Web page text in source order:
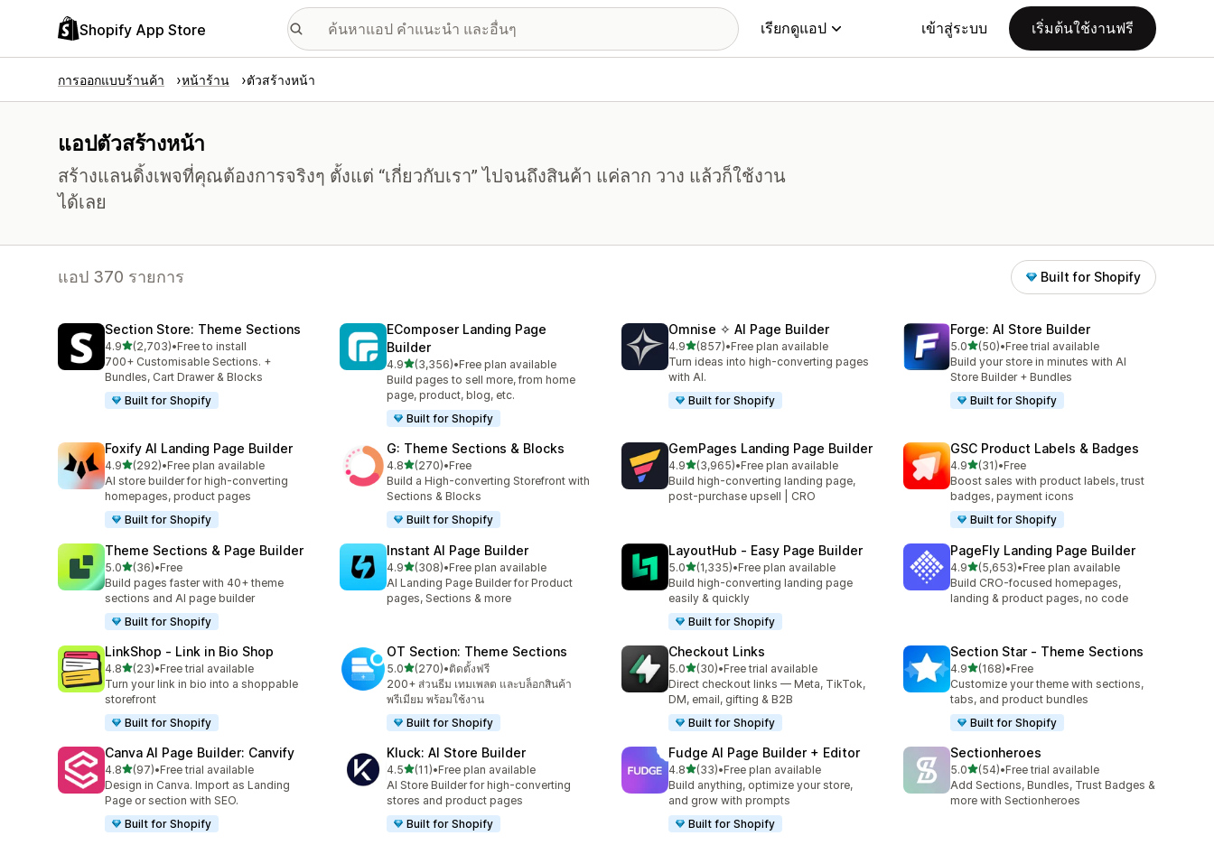
Shopify App Store เรียกดูแอป เข้าสู่ระบบ เริ่มต้นใช้งานฟรี
การออกแบบร้านค้า หน้าร้าน ตัวสร้างหน้า
แอปตัวสร้างหน้า
สร้างแลนดิ้งเพจที่คุณต้องการจริงๆ ตั้งแต่ “เกี่ยวกับเรา” ไปจนถึงสินค้า แค่ลาก วาง แล้วก็ใช้งาน
ได้เลย
แอป 370 รายการ Built for Shopify
Section Store: Theme Sections
4.9เต็ม 5 ดาว
(2,703)
ทั้งหมด 2703 รีวิว
•Free to install
700+ Customisable Sections. +
Bundles, Cart Drawer & Blocks
Built for Shopify
EComposer Landing Page
Builder
4.9เต็ม 5 ดาว
(3,356)
ทั้งหมด 3356 รีวิว
•Free plan available
Build pages to sell more, from home
page, product, blog, etc.
Built for Shopify
Omnise ✧ AI Page Builder
4.9เต็ม 5 ดาว
(857)
ทั้งหมด 857 รีวิว
•Free plan available
Turn ideas into high-converting pages
with AI.
Built for Shopify
Forge: AI Store Builder
5.0เต็ม 5 ดาว
(50)
ทั้งหมด 50 รีวิว
•Free trial available
Build your store in minutes with AI
Store Builder + Bundles
Built for Shopify
Foxify AI Landing Page Builder
4.9เต็ม 5 ดาว
(292)
ทั้งหมด 292 รีวิว
•Free plan available
AI store builder for high-converting
homepages, product pages
Built for Shopify
G: Theme Sections & Blocks
4.8เต็ม 5 ดาว
(270)
ทั้งหมด 270 รีวิว
•Free
Build a High-converting Storefront with
Sections & Blocks
Built for Shopify
GemPages Landing Page Builder
4.9เต็ม 5 ดาว
(3,965)
ทั้งหมด 3965 รีวิว
•Free plan available
Build high-converting landing page,
post-purchase upsell | CRO
GSC Product Labels & Badges
4.9เต็ม 5 ดาว
(31)
ทั้งหมด 31 รีวิว
•Free
Boost sales with product labels, trust
badges, payment icons
Built for Shopify
Theme Sections & Page Builder
5.0เต็ม 5 ดาว
(36)
ทั้งหมด 36 รีวิว
•Free
Build pages faster with 40+ theme
sections and AI page builder
Built for Shopify
Instant AI Page Builder
4.9เต็ม 5 ดาว
(308)
ทั้งหมด 308 รีวิว
•Free plan available
AI Landing Page Builder for Product
pages, Sections & more
LayoutHub ‑ Easy Page Builder
5.0เต็ม 5 ดาว
(1,335)
ทั้งหมด 1335 รีวิว
•Free plan available
Build high-converting landing page
easily & quickly
Built for Shopify
PageFly Landing Page Builder
4.9เต็ม 5 ดาว
(5,653)
ทั้งหมด 5653 รีวิว
•Free plan available
Build CRO-focused homepages,
landing & product pages, no code
LinkShop ‑ Link in Bio Shop
4.8เต็ม 5 ดาว
(23)
ทั้งหมด 23 รีวิว
•Free trial available
Turn your link in bio into a shoppable
storefront
Built for Shopify
OT Section: Theme Sections
5.0เต็ม 5 ดาว
(270)
ทั้งหมด 270 รีวิว
•ติดตั้งฟรี
200+ ส่วนธีม เทมเพลต และบล็อกสินค้า
พรีเมียม พร้อมใช้งาน
Built for Shopify
Checkout Links
5.0เต็ม 5 ดาว
(30)
ทั้งหมด 30 รีวิว
•Free trial available
Direct checkout links — Meta, TikTok,
DM, email, gifting & B2B
Built for Shopify
Section Star ‑ Theme Sections
4.9เต็ม 5 ดาว
(168)
ทั้งหมด 168 รีวิว
•Free
Customize your theme with sections,
tabs, and product bundles
Built for Shopify
Canva AI Page Builder: Canvify
4.8เต็ม 5 ดาว
(97)
ทั้งหมด 97 รีวิว
•Free trial available
Design in Canva. Import as Landing
Page or section with SEO.
Built for Shopify
Kluck: AI Store Builder
4.5เต็ม 5 ดาว
(11)
ทั้งหมด 11 รีวิว
•Free plan available
AI Store Builder for high-converting
stores and product pages
Built for Shopify
Fudge AI Page Builder + Editor
4.8เต็ม 5 ดาว
(33)
ทั้งหมด 33 รีวิว
•Free plan available
Build anything, optimize your store,
and grow with prompts
Built for Shopify
Sectionheroes
5.0เต็ม 5 ดาว
(54)
ทั้งหมด 54 รีวิว
•Free trial available
Add Sections, Bundles, Trust Badges &
more with Sectionheroes